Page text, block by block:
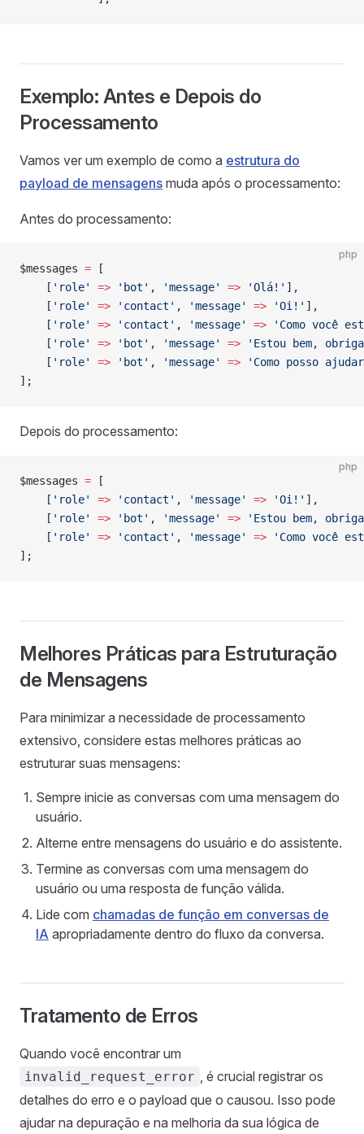
Exemplo: Antes e Depois do
Processamento
Vamos ver um exemplo de como a estrutura do
payload de mensagens muda após o processamento:
Antes do processamento:
php
$messages = [
    [
'role' => 'bot' , 'message' => 'Olá!' ],
    [
'role' => 'contact' , 'message' => 'Oi!' ],
    [
'role' => 'contact' , 'message' => 'Como você
    [
'role' => 'bot' , 'message' => 'Estou bem,
    [
'role' => 'bot' , 'message' => 'Como posso
];
Depois do processamento:
php
$messages = [
    [
'role' => 'contact' , 'message' => 'Oi!' ],
    [
'role' => 'bot' , 'message' => 'Estou bem,
    [
'role' => 'contact' , 'message' => 'Como você
];
Melhores Práticas para Estruturação
de Mensagens
Para minimizar a necessidade de processamento
extensivo, considere estas melhores práticas ao
estruturar suas mensagens:
Sempre inicie as conversas com uma mensagem do
usuário.
Alterne entre mensagens do usuário e do assistente.
Termine as conversas com uma mensagem do
usuário ou uma resposta de função válida.
Lide com chamadas de função em conversas de
IA apropriadamente dentro do fluxo da conversa.
Tratamento de Erros
Quando você encontrar um
invalid_request_error , é crucial registrar os
detalhes do erro e o payload que o causou. Isso pode
ajudar na depuração e na melhoria da sua lógica de